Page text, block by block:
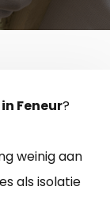
Feneur?
weinig aan
als isolatie